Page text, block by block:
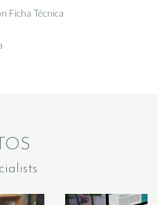
Ficha Técnica